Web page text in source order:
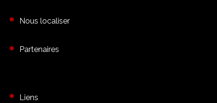
Nous localiser
Partenaires
Liens